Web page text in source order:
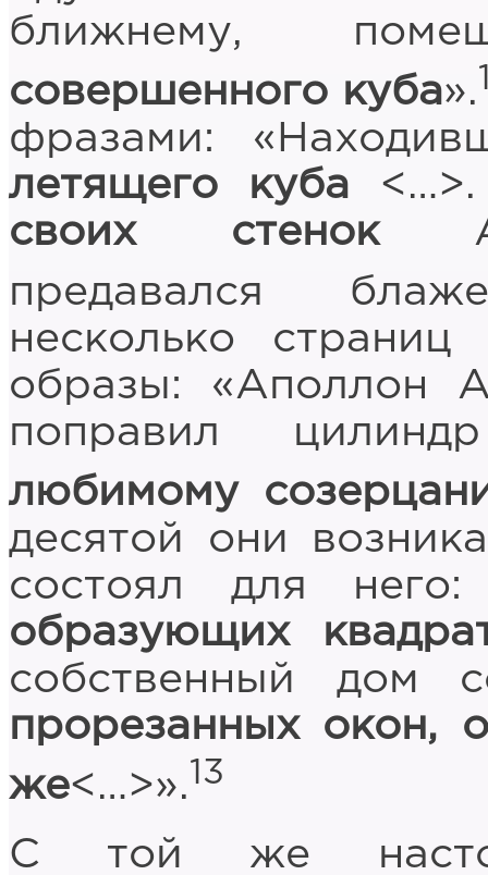
ближнему,
совершенного куба».
фразами:
летящего куба
своих стенок
предавался
несколько
образы: «Аполлон
поправил
любимому
десятой они
состоял для
образующих
собственный дом
прорезанных окон,
же<…>».13
С той же